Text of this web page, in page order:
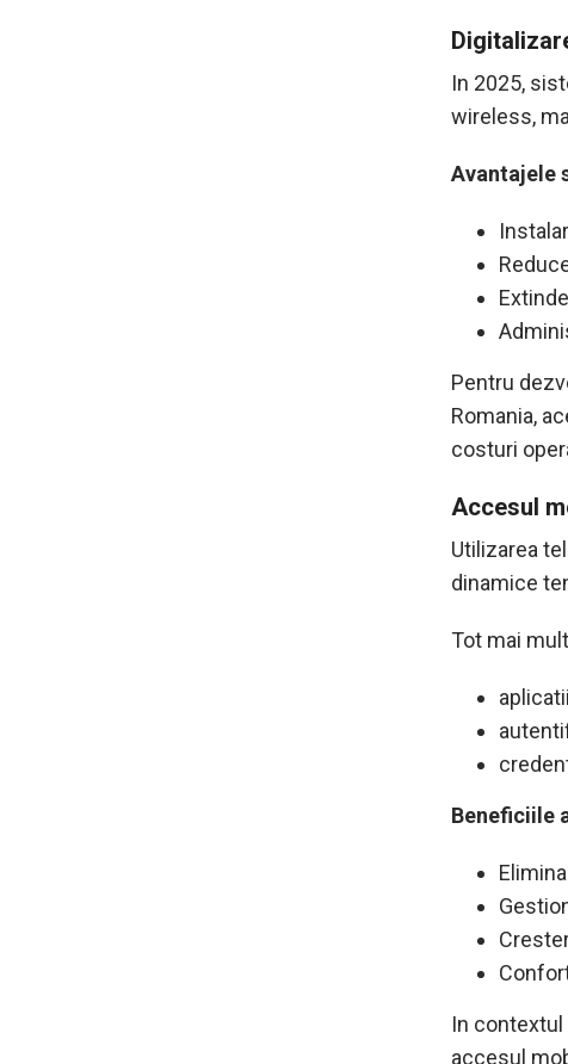
In 2025,
wireless,
Avantajele
Pentru
Romania,
costuri
Accesul
Utilizarea
dinamice
Tot mai
Beneficiile
In contextul
accesul